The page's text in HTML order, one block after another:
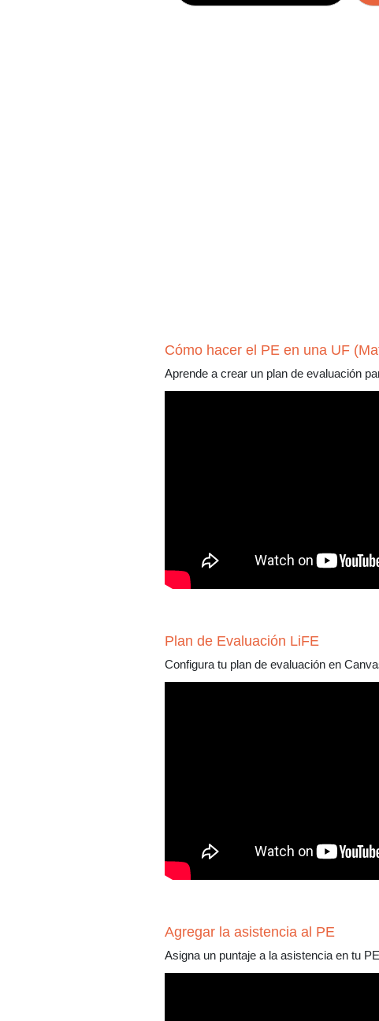
Cómo hacer el PE en una UF
Aprende a crear un plan de evaluación
Plan de Evaluación LiFE
Configura tu plan de evaluación en
Agregar la asistencia al PE
Asigna un puntaje a la asistencia en tu